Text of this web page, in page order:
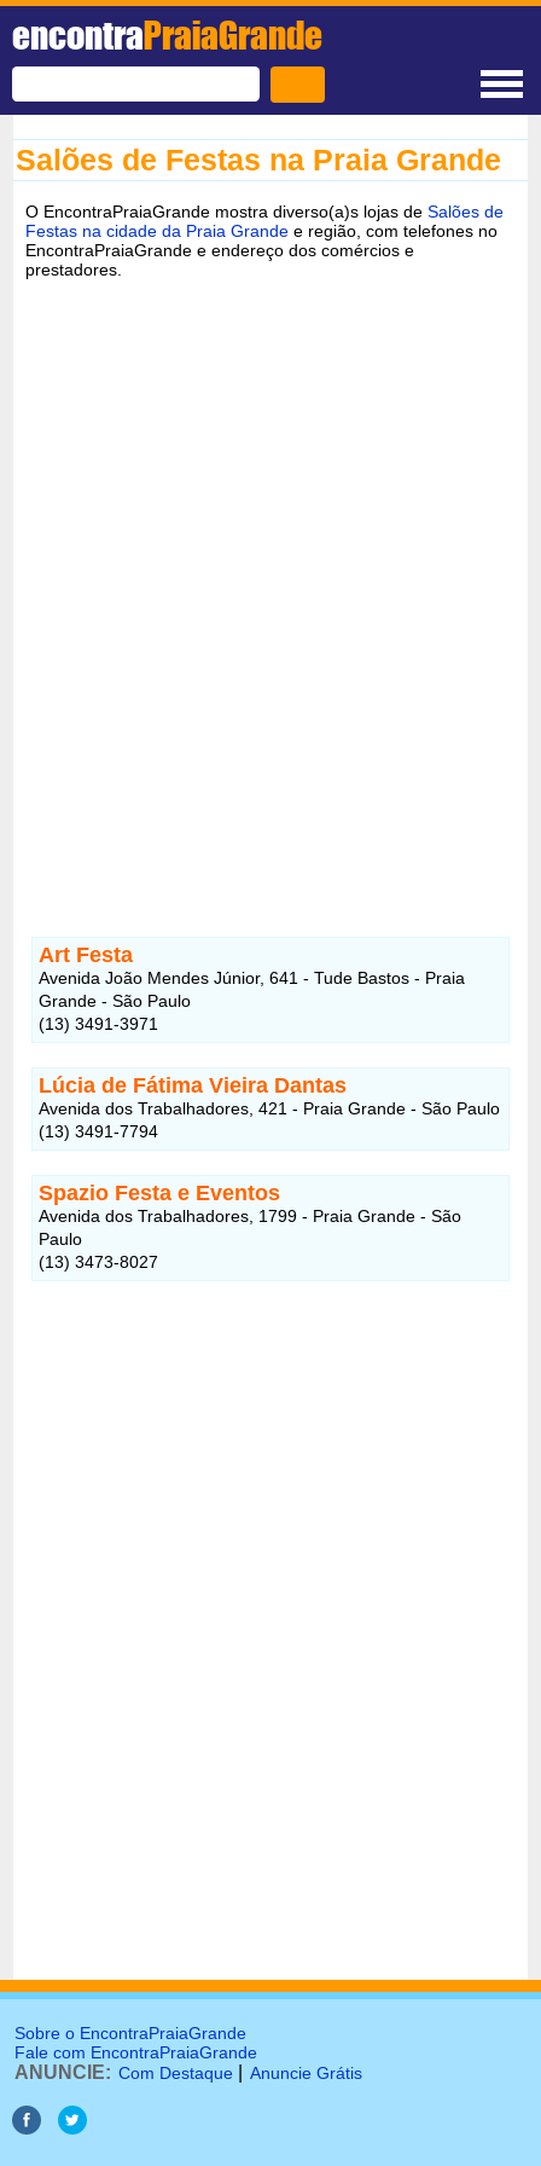
encontraPraiaGrande
Salões de Festas na Praia Grande
O EncontraPraiaGrande mostra diverso(a)s lojas deSalões de
Festas na cidade da Praia Grande e região, com telefones no
EncontraPraiaGrande e endereço dos comércios e
prestadores.
Art Festa
Avenida João Mendes Júnior, 641 - Tude Bastos - Praia
Grande - São Paulo
(13) 3491-3971
Lúcia de Fátima Vieira Dantas
Avenida dos Trabalhadores, 421 - Praia Grande - São Paulo
(13) 3491-7794
Spazio Festa e Eventos
Avenida dos Trabalhadores, 1799 - Praia Grande - São
Paulo
(13) 3473-8027
Sobre o EncontraPraiaGrande
Fale com EncontraPraiaGrande
ANUNCIE: Com Destaque Anuncie Grátis